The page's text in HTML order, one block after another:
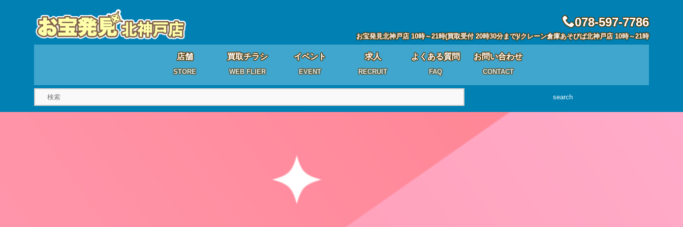
078-597-7786
お宝発見北神戸店 10時～21時(買取受付 20時30分まで)/クレーン倉庫あそびば北神戸店 10時～21時
店舗
STORE
買取チラシ
WEB FLIER
イベント
EVENT
求人
RECRUIT
よくある質問
FAQ
お問い合わせ
CONTACT
search